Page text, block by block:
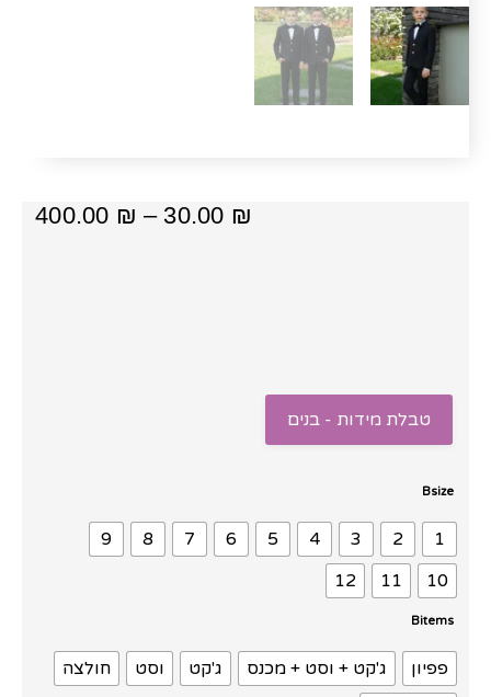
30.00 ₪
–
400.00 ₪
טבלת מידות - בנים
Bsize
1
2
3
4
5
6
7
8
9
10
11
12
Bitems
פפיון ג'קט + וסט + מכנס ג'קט וסט
חולצה
כמות
חליפת
צווארון
סיני
שחור
עם
כפתורי